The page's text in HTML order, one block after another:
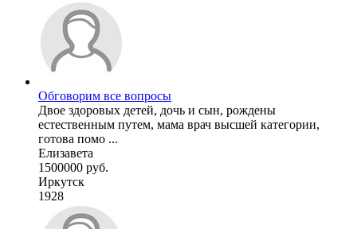
Обговорим все вопросы
Двое здоровых детей, дочь и сын, рождены
естественным путем, мама врач высшей категории,
готова помо ...
Елизавета
1500000 руб.
Иркутск
1928